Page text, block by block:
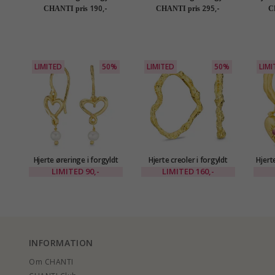
sølv
CHANTI pris 190,-
sølv
CHANTI pris 295,-
LIMITED 50%
Hjerte øreringe i forgyldt
messing - Eliné
LIMITED 90,-
LIMITED 50%
Hjerte creoler i forgyldt
messing - Eliné
LIMITED 160,-
INFORMATION
Om CHANTI